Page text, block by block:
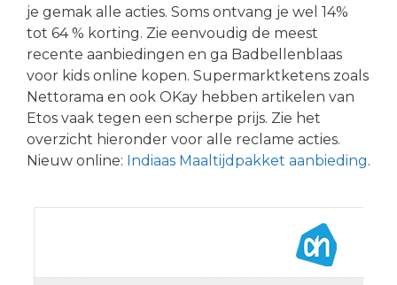
je gemak alle acties. Soms ontvang je wel 14%
tot 64 % korting. Zie eenvoudig de meest
recente aanbiedingen en ga Badbellenblaas
voor kids online kopen. Supermarktketens zoals
Nettorama en ook OKay hebben artikelen van
Etos vaak tegen een scherpe prijs. Zie het
overzicht hieronder voor alle reclame acties.
Nieuw online: Indiaas Maaltijdpakket aanbieding.